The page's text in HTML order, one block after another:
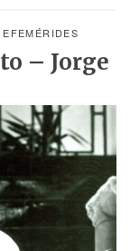
EFEMÉRIDES
– Jorge